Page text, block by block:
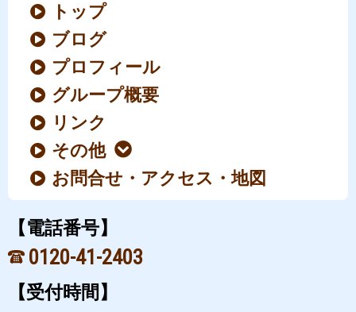
トップ
ブログ
プロフィール
グループ概要
リンク
その他
お問合せ・アクセス・地図
【電話番号】
0120-41-2403
【受付時間】